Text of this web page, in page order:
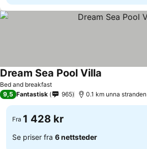
Bed and breakfast
Dream Sea Pool Villa
9,5 Fantastisk 965 0.1 km unna stranden
Fra 1 428 kr
Se priser fra 6 nettsteder